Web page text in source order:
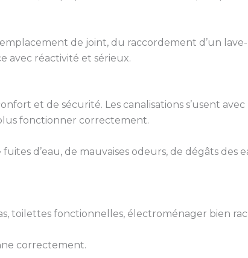
de joint, du raccordement d’un
avec réactivité et sérieux.
et de sécurité. Les canalisations s’usent avec
fonctionner correctement.
d’eau, de mauvaises odeurs, de dégâts des
toilettes fonctionnelles, électroménager bien
correctement.